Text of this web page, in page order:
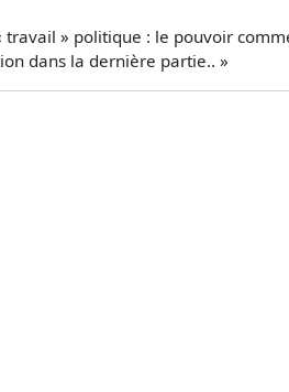
» politique : le pouvoir
dans la dernière partie.. »